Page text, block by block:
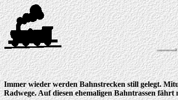
Immer wieder werden Bahnstrecken still gelegt.
Radwege. Auf diesen ehemaligen Bahntrassen